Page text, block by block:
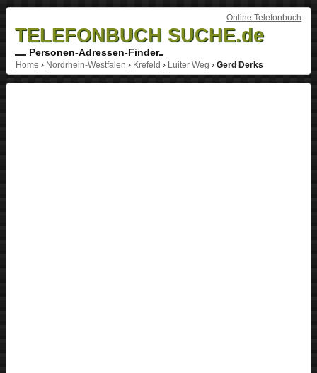
Online Telefonbuch
TELEFONBUCH SUCHE.de
Personen-Adressen-Finder
Home › Nordrhein-Westfalen › Krefeld › Luiter Weg › Gerd Derks